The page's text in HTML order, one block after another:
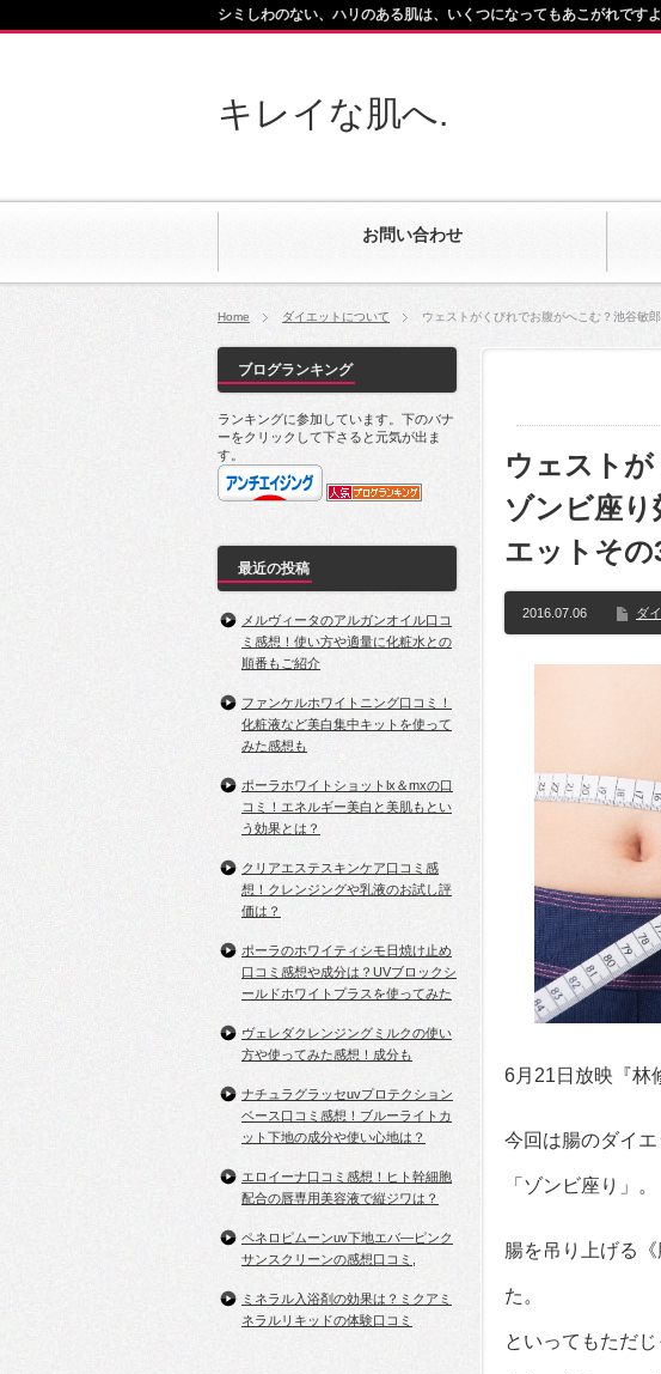
キレイな肌へ.
お問い合わせ
シミしわのない、ハリのある肌は、いくつになってもあこがれです
Home ダイエットについて ウェストがくびれでお腹がへこむ？池谷敏
ウェスト
ゾンビ座り
エットその
2016.07.06 ダ
6月21日放映『林
今回は腸のダイエ
「ゾンビ座り」。
腸を吊り上げる
た。
といってもただ
ブログランキング
ランキングに参加しています。下のバナ
ーをクリックして下さると元気が出ま
す。
最近の投稿
メルヴィータのアルガンオイル口コ
ミ感想！使い方や適量に化粧水との
順番もご紹介
ファンケルホワイトニング口コミ！
化粧液など美白集中キットを使って
みた感想も
ポーラホワイトショットlx＆mxの口
コミ！エネルギー美白と美肌もとい
う効果とは？
クリアエステスキンケア口コミ感
想！クレンジングや乳液のお試し評
価は？
ポーラのホワイティシモ日焼け止め
口コミ感想や成分は？UVブロックシ
ールドホワイトプラスを使ってみた
ヴェレダクレンジングミルクの使い
方や使ってみた感想！成分も
ナチュラグラッセuvプロテクション
ベース口コミ感想！ブルーライトカ
ット下地の成分や使い心地は？
エロイーナ口コミ感想！ヒト幹細胞
配合の唇専用美容液で縦ジワは？
ペネロピムーンuv下地エバ―ピンク
サンスクリーンの感想口コミ,
ミネラル入浴剤の効果は？ミクアミ
ネラルリキッドの体験口コミ